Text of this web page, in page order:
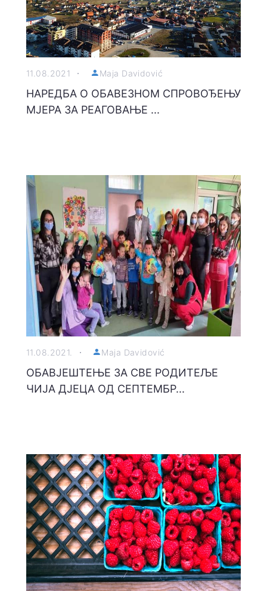
11.08.2021 Maja Davidović
НАРЕДБА О ОБАВЕЗНОМ СПРОВОЂЕЊУ
МЈЕРА ЗА РЕАГОВАЊЕ ...
11.08.2021. Maja Davidović
ОБАВЈЕШТЕЊЕ ЗА СВЕ РОДИТЕЉЕ
ЧИЈА ДЈЕЦА ОД СЕПТЕМБР...